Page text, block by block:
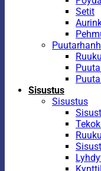
Setit
Sisustus
Sisustus